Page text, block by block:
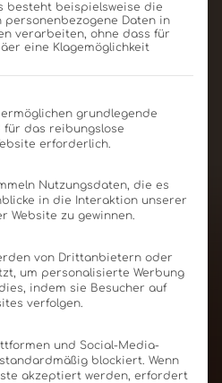
Mit Fenster
18g
Für Angebot merken
besteht beispielsweise die
personenbezogene Daten in
verarbeiten, ohne dass für
eine Klagemöglichkeit
Service-Gruppen, für die eine
grundlegende
das reibungslose
erforderlich.
Nutzungsdaten, die es
in die Interaktion unserer
Website zu gewinnen.
von Drittanbietern oder
um personalisierte Werbung
indem sie Besucher auf
verfolgen.
und Social-Media-
blockiert. Wenn
akzeptiert werden, erfordert